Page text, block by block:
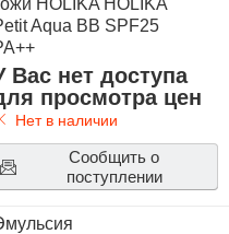
HOLIKA HOLIKA
Aqua BB SPF25
Вас нет доступа
просмотра цен
Нет в наличии
Сообщить о
поступлении